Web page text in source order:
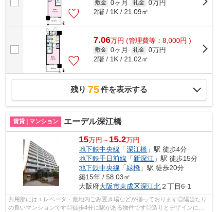
敷金 0ヶ月 礼金 0万円
2階 / 1K / 21.09㎡
7.06万円 (管理費等：8,000円 )
敷金 0ヶ月 礼金 0万円
2階 / 1K / 21.02㎡
残り 75件を表示する
賃貸 | マンション エーデル深江橋
15万円～ 15.2万円
地下鉄中央線 「深江橋 」駅 徒歩4分
地下鉄千日前線 「新深江 」駅 徒歩15分
地下鉄中央線 「緑橋 」駅 徒歩20分
築15年 / 58.03㎡
大阪府大阪市東成区深江北２丁目6-1
共用部にはエレベータ・敷地内ごみ置き場などが揃っております◎陽当たり
の良いマンションです◎徒歩4分に駅がある物件です◎造りとデザインに関